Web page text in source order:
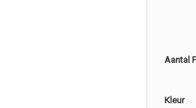
Aantal
Kleur